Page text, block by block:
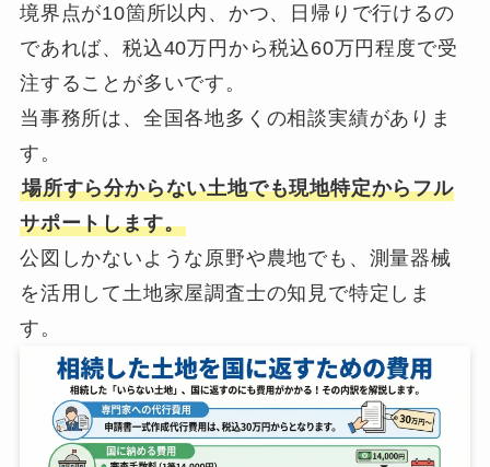
境界点が10箇所以内、かつ、日帰りで行けるの
であれば、税込40万円から税込60万円程度で受
注することが多いです。
当事務所は、全国各地多くの相談実績がありま
す。
場所すら分からない土地でも現地特定からフル
サポートします。
公図しかないような原野や農地でも、測量器械
を活用して土地家屋調査士の知見で特定しま
す。